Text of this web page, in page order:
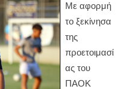
Με αφορμή
το ξεκίνησα
της
προετοιμασί
ας του
ΠΑΟΚ